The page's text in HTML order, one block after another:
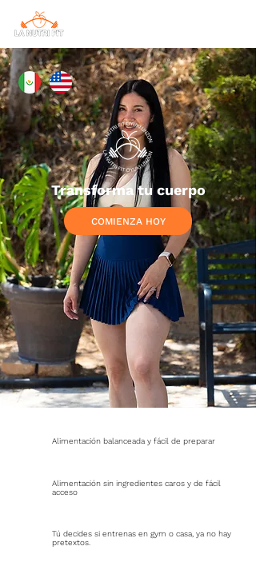
Transforma tu cuerpo
COMIENZA HOY
Alimentación balanceada y fácil de preparar
Alimentación sin ingredientes caros y de fácil
acceso
Tú decides si entrenas en gym o casa, ya no hay
pretextos.